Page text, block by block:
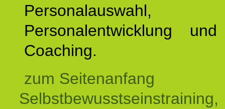
Personalauswahl,
Personalentwicklung
Coaching.
zum Seitenanfang
Selbstbewusstseinstraining,